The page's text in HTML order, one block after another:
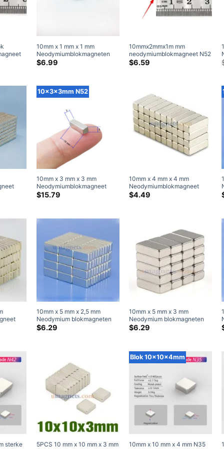
10mm x 1 mm x 1 mm
Neodymiumblokmagneten
N52 Strong 10x1x1mm
Zeldzame aarde
$6.99
10mmx2mmx1m mm
neodymiumblokmagneet N52
Strong zeldzame aarde
rechthoekmagneten
$6.59
aarde
10x3x3mm N52
10mm x 3 mm x 3 mm
Neodymiumblokmagneet
N52 Strong zeldzame aardse
$15.79
10mm x 4 mm x 4 mm
Neodymiumblokmagneet
N35 Strong blok Zeldzame
$4.49
aarde
10mm x 5 mm x 2,5 mm
Neodymium blokmagneten
N35 Krachtige zeldzame-
$6.29
10mm x 5 mm x 3 mm
Neodymium blokmagneten
N45 platte magneten Dunne
$6.29
sterke
5PCS 10 mm x 10 mm x 3 mm
Blok 10x10x4mm
10mm x 10 mm x 4 mm N35